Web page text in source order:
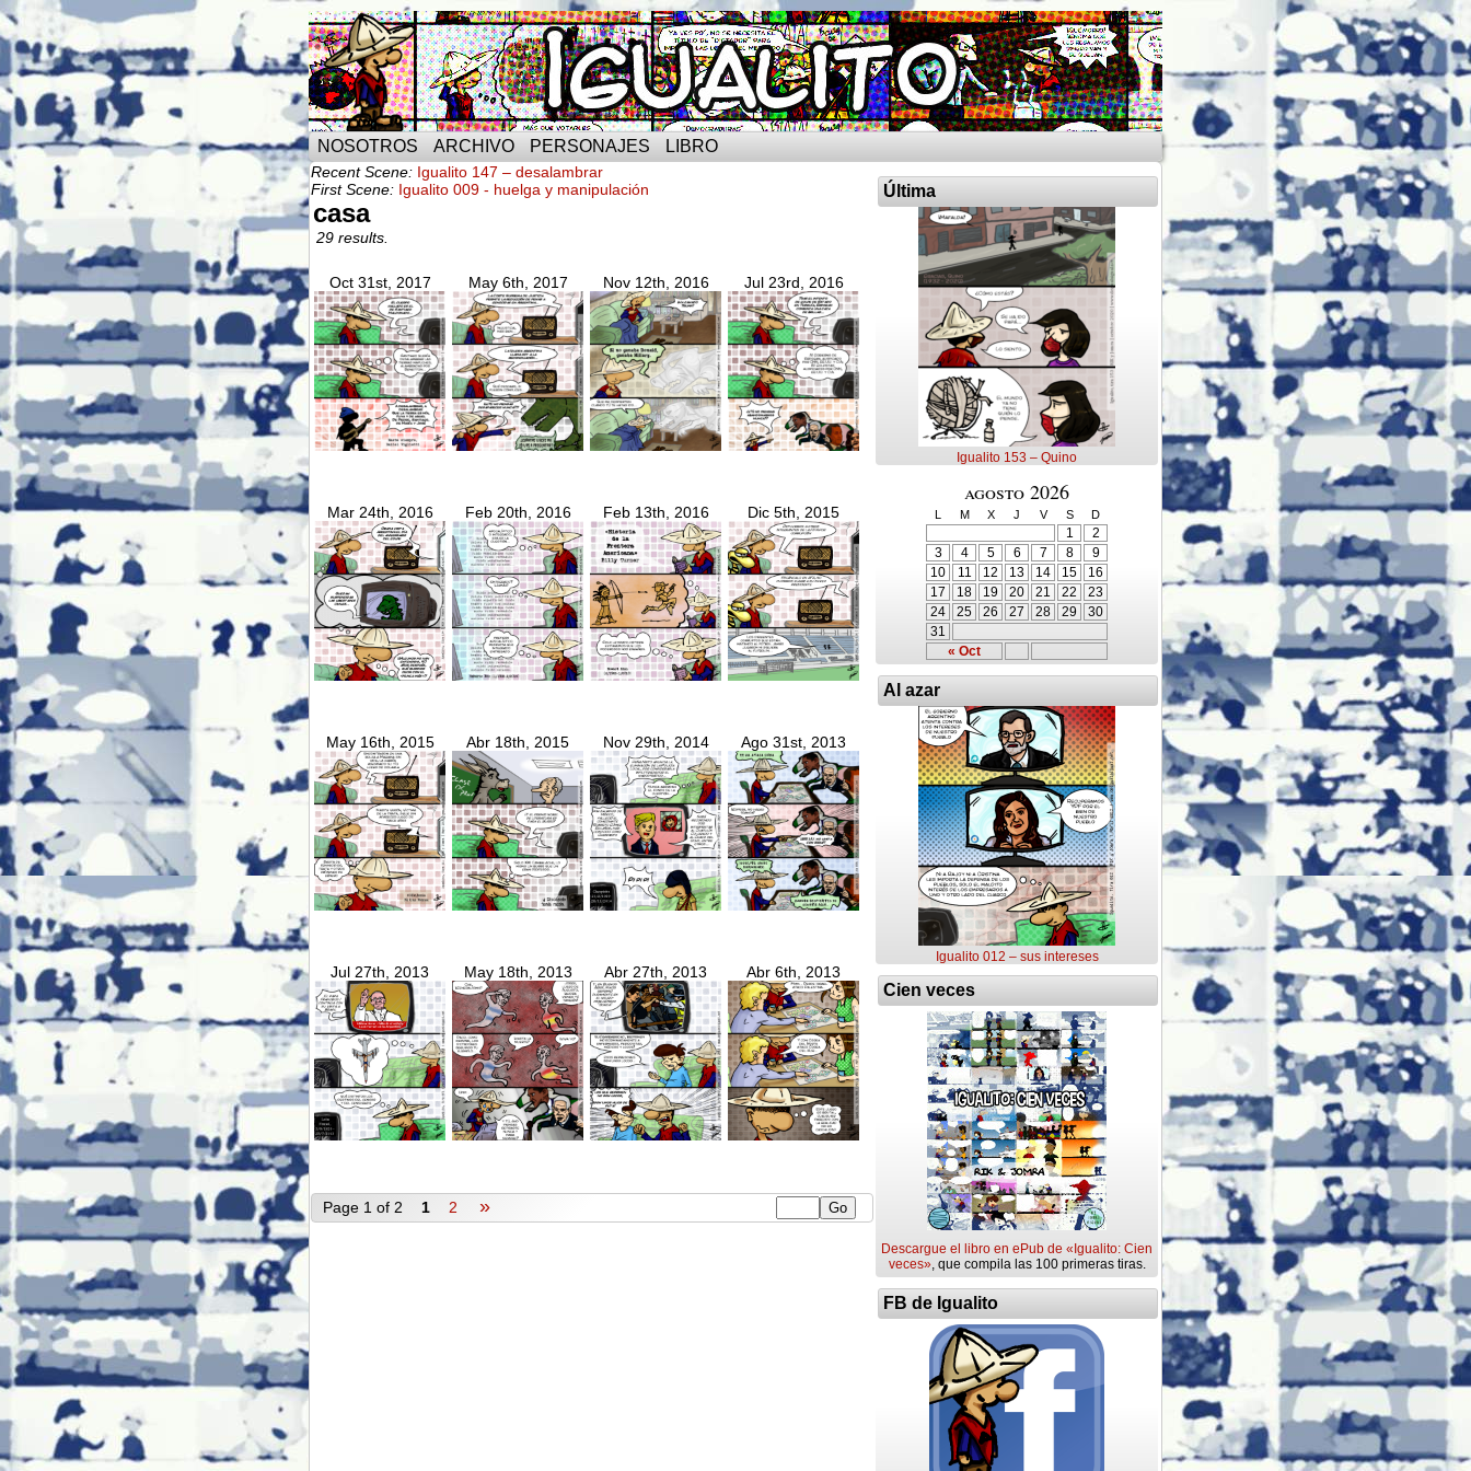
NOSOTROS ARCHIVO PERSONAJES LIBRO
Recent Scene: Igualito 147 – desalambrar
First Scene: Igualito 009 - huelga y manipulación
casa
29 results.
Oct 31st, 2017 May 6th, 2017 Nov 12th, 2016 Jul 23rd, 2016
Mar 24th, 2016 Feb 20th, 2016 Feb 13th, 2016 Dic 5th, 2015
May 16th, 2015 Abr 18th, 2015 Nov 29th, 2014 Ago 31st, 2013
Jul 27th, 2013 May 18th, 2013 Abr 27th, 2013 Abr 6th, 2013
Page 1 of 2 1 2 »
Última
Igualito 153 – Quino
agosto 2026
L M X J V S D
« Oct
1
2
3
4 5 6 7 8
9
10
11 12 13 14 15
16
17
18 19 20 21 22
23
24
25 26 27 28 29
30
31
Al azar
Igualito 012 – sus intereses
Cien veces
Descargue el libro en ePub de «Igualito: Cien
veces», que compila las 100 primeras tiras.
FB de Igualito